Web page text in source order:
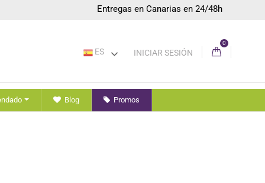
Entregas en Canarias en 24/48h
ES INICIAR SESIÓN
0
Blog Promos